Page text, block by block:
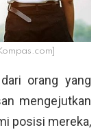
orang yang
mengejutkan
posisi mereka,